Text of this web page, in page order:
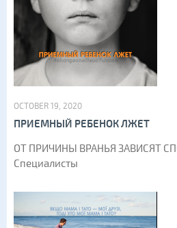
OCTOBER 19, 2020
ПРИЕМНЫЙ РЕБЕНОК ЛЖЕТ
ОТ ПРИЧИНЫ ВРАНЬЯ ЗАВИСЯТ
Специалисты